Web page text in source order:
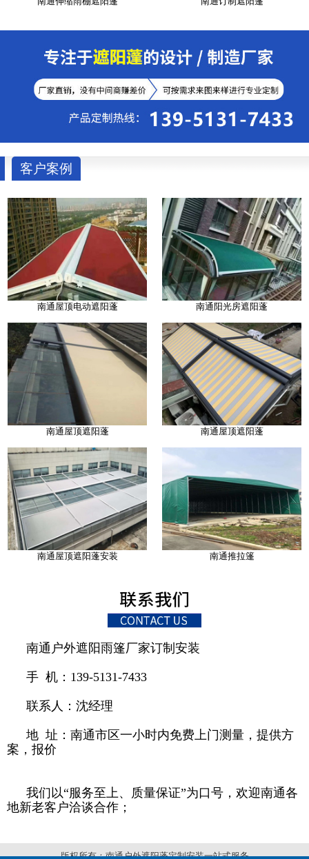
客户案例
南通屋顶电动遮阳蓬 南通阳光房遮阳蓬
南通屋顶遮阳蓬 南通屋顶遮阳蓬
南通屋顶遮阳蓬安装 南通推拉篷
南通户外遮阳雨篷厂家订制安装
手 机：139-5131-7433
联系人：沈经理
地 址：南通市区一小时内免费上门测量，提供方
案，报价
我们以“服务至上、质量保证”为口号，欢迎南通各
地新老客户洽谈合作；
版权所有：南通户外遮阳蓬定制安装一站式服务